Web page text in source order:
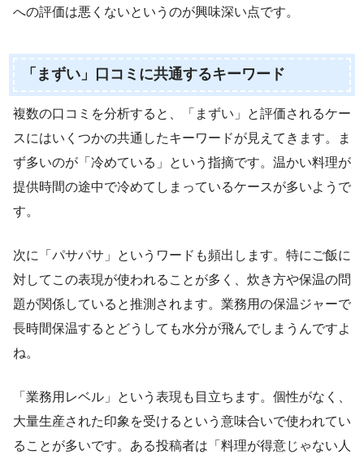
への評価は悪くないというのが興味深い点です。
「まずい」口コミに共通するキーワード
複数の口コミを分析すると、「まずい」と評価されるケー
スにはいくつかの共通したキーワードが見えてきます。ま
ず多いのが「冷めている」という指摘です。温かい料理が
提供時間の途中で冷めてしまっているケースが多いようで
す。
次に「パサパサ」というワードも頻出します。特にご飯に
対してこの表現が使われることが多く、炊き方や保温の問
題が関係していると推測されます。業務用の保温ジャーで
長時間保温するとどうしても水分が飛んでしまうんですよ
ね。
「業務用レベル」という表現も目立ちます。個性がなく、
大量生産された印象を受けるという意味合いで使われてい
ることが多いです。ある投稿者は「料理が得意じゃない人